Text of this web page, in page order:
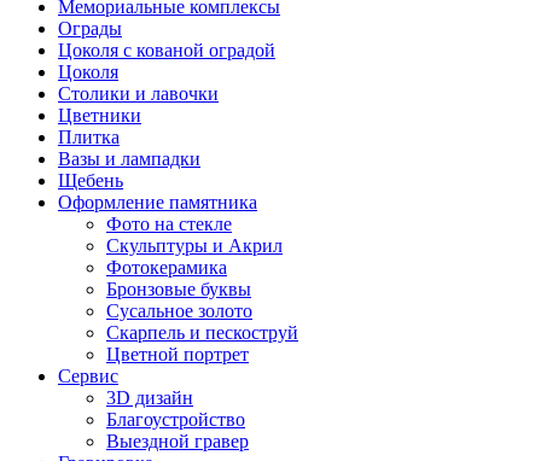
Мемориальные комплексы
Ограды
Цоколя с кованой оградой
Цоколя
Столики и лавочки
Цветники
Плитка
Вазы и лампадки
Щебень
Оформление памятника
Фото на стекле
Скульптуры и Акрил
Фотокерамика
Бронзовые буквы
Сусальное золото
Скарпель и пескоструй
Цветной портрет
Сервис
3D дизайн
Благоустройство
Выездной гравер